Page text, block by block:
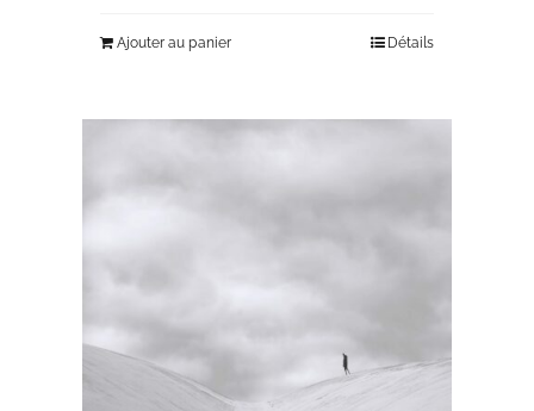
Ajouter au panier Détails